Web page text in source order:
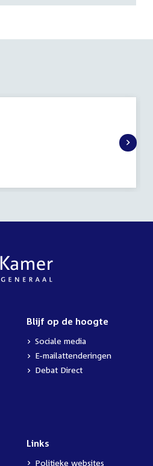
Blijf op de hoogte
Sociale media
E-mailattenderingen
Debat Direct
Links
Politieke websites